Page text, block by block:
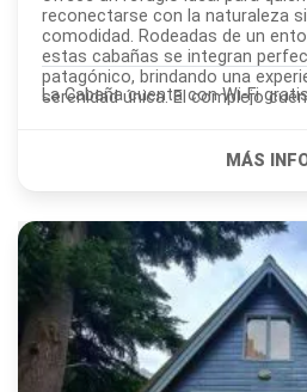
reconectarse con la naturaleza
comodidad. Rodeadas de un
estas cabañas se integran
patagónico, brindando una
serenidad única. El complejo
La Cabaña cuenta con Wi-Fi